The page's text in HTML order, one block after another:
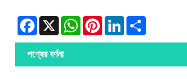
Facebook
X WhatsAppPinterestLinkedIn
পণ্যের বর্ণনা